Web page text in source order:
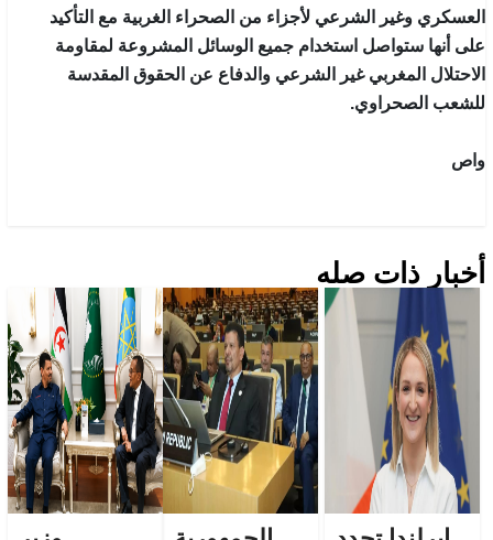
العسكري وغير الشرعي لأجزاء من الصحراء الغربية مع التأكيد
على أنها ستواصل استخدام جميع الوسائل المشروعة لمقاومة
الاحتلال المغربي غير الشرعي والدفاع عن الحقوق المقدسة
للشعب الصحراوي.
واص
أخبار ذات صله